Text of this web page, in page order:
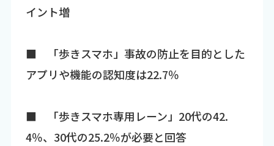
イント増
■ 「歩きスマホ」事故の防止を目的とした
アプリや機能の認知度は22.7％
■ 「歩きスマホ専用レーン」20代の42.
4％、30代の25.2％が必要と回答